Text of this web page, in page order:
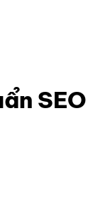
SEO